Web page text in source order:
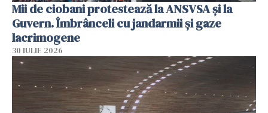
Mii de ciobani protestează la ANSVSA și la
Guvern. Îmbrânceli cu jandarmii și gaze
lacrimogene
30 IULIE 2026